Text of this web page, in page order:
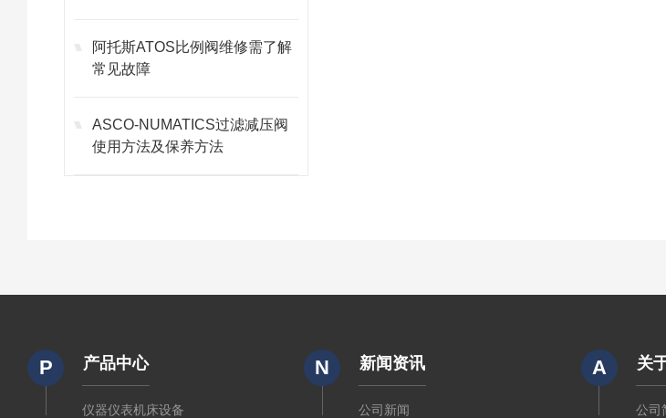
阿托斯ATOS比例阀维修需了解
常见故障
ASCO-NUMATICS过滤减压阀
使用方法及保养方法
P 产品中心
仪器仪表机床设备
N 新闻资讯
公司新闻
A 关
公司